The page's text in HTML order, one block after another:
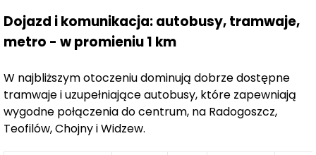
Komfort komunikacyjny
Doskonała lokalizacja osiedla zapewnia szybki i
pobliżu znajdują się przystanki tramwajowe i
autobusowe, które umożliwiają sprawne dotarcie do
centrum Łodzi. W najbliższej przyszłości uruchomiony
zostanie także przystanek szybkiej kolei miejskiej przy
Manufakturze, co dodatkowo podniesie komfort
Dojazd i komunikacja: autobusy, tramwaje,
metro - w promieniu 1 km
W najbliższym otoczeniu dominują dobrze dostępne
tramwaje i uzupełniające autobusy, które zapewniają
wygodne połączenia do centrum, na Radogoszcz,
Teofilów, Chojny i Widzew.